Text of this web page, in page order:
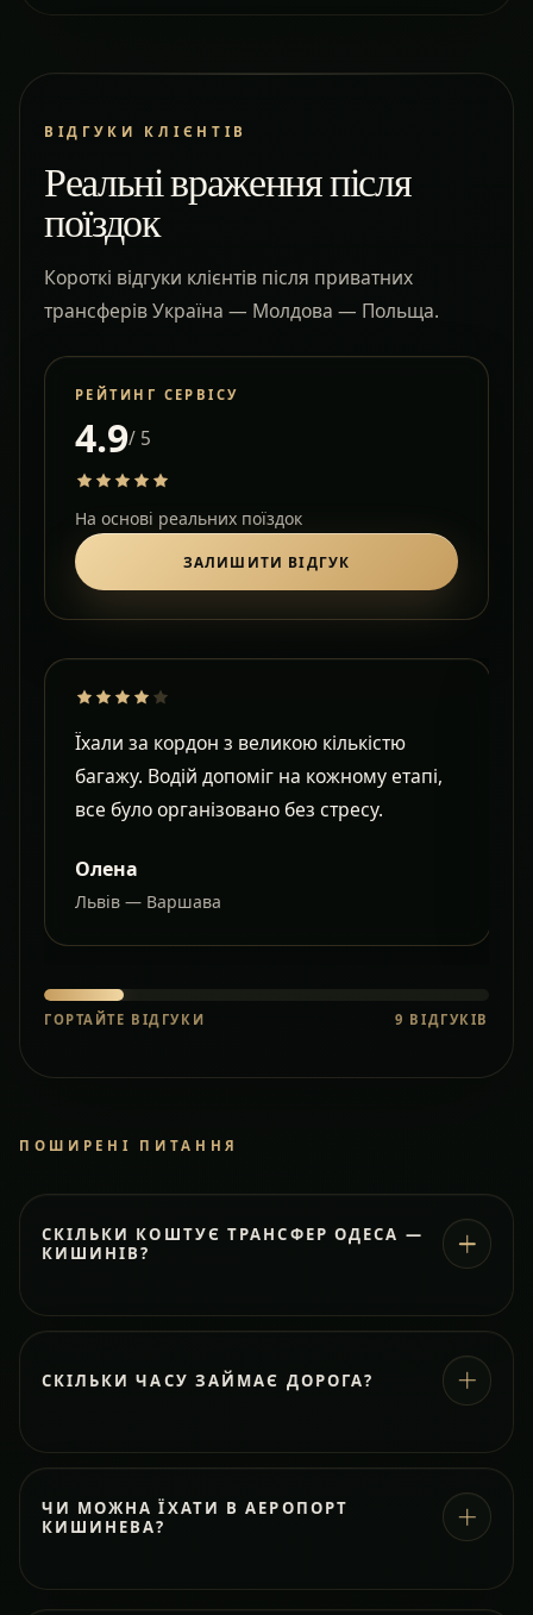
ВІДГУКИ КЛІЄНТІВ
Реальні враження після
поїздок
Короткі відгуки клієнтів після приватних
трансферів Україна — Молдова — Польща.
РЕЙТИНГ СЕРВІСУ
4.9/ 5
На основі реальних поїздок
ЗАЛИШИТИ ВІДГУК
Їхали за кордон з великою кількістю
багажу. Водій допоміг на кожному етапі,
все було організовано без стресу.
Олена
Львів — Варшава
ГОРТАЙТЕ ВІДГУКИ 9 ВІДГУКІВ
ПОШИРЕНІ ПИТАННЯ
СКІЛЬКИ КОШТУЄ ТРАНСФЕР ОДЕСА —
КИШИНІВ?
СКІЛЬКИ ЧАСУ ЗАЙМАЄ ДОРОГА?
ЧИ МОЖНА ЇХАТИ В АЕРОПОРТ
КИШИНЕВА?